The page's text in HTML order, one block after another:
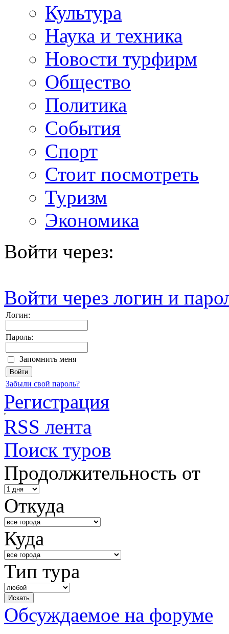
Культура
Наука и техника
Новости турфирм
Общество
Политика
События
Спорт
Стоит посмотреть
Туризм
Экономика
Войти через:
Войти через логин и
Логин:
Пароль:
Запомнить меня
Забыли свой пароль?
Регистрация
RSS лента
Поиск туров
Продолжительность от
Откуда
Куда
Тип тура
Обсуждаемое на форуме